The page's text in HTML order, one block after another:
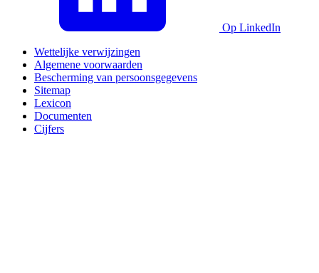
Op LinkedIn
Wettelijke verwijzingen
Algemene voorwaarden
Bescherming van persoonsgegevens
Sitemap
Lexicon
Documenten
Cijfers